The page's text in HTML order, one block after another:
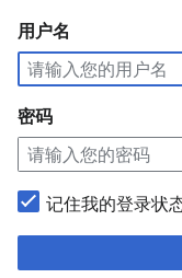
用户名
密码
记住我的登录状